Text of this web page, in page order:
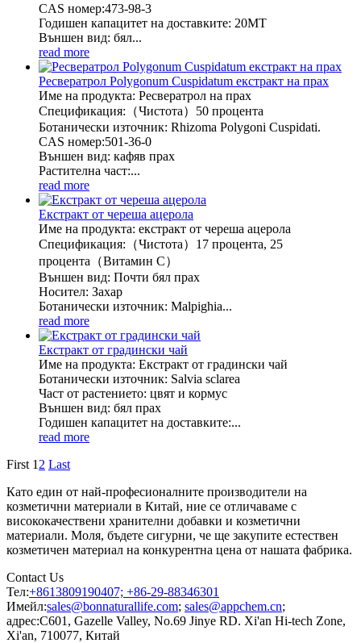
CAS номер:473-98-3
Годишен капацитет на доставките: 20MT
Външен вид: бял...
read more
Ресвератрол Polygonum Cuspidatum екстракт на прах
Име на продукта: Ресвератрол на прах
Спецификация:（Чистота）50 процента
Ботанически източник: Rhizoma Polygoni Cuspidati.
CAS номер:501-36-0
Външен вид: кафяв прах
Растителна част:...
read more
Екстракт от череша ацерола
Име на продукта: екстракт от череша ацерола
Спецификация:（Чистота）17 процента, 25
процента（Витамин С）
Външен вид: Почти бял прах
Носител: Захар
Ботанически източник: Malpighia...
read more
Екстракт от градински чай
Име на продукта: Екстракт от градински чай
Ботанически източник: Salvia sclarea
Част от растението: цвят и кормус
Външен вид: бял прах
Годишен капацитет на доставките:...
read more
First 1 2 Last
Като един от най-професионалните производители на
козметични материали в Китай, ние се отличаваме с
висококачествени хранителни добавки и козметични
материали. Моля, бъдете сигурни, че ще закупите естествен
козметичен материал на конкурентна цена от нашата фабрика.
Contact Us
Тел:+8613809190407; +86-29-88346301
Имейл:sales@bonnaturallife.com; sales@appchem.cn;
адрес:C601, Gazelle Valley, No.69 Jinye RD. Xi'an Hi-tech Zone,
Xi'an, 710077, Китай